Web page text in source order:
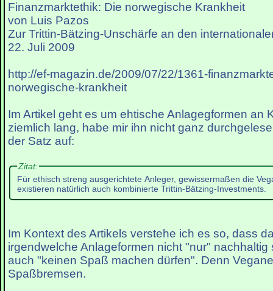
Finanzmarktethik: Die norwegische Krankheit
von Luis Pazos
Zur Trittin-Bätzing-Unschärfe an den
22. Juli 2009
http://ef-magazin.de/2009/07/22/1361-
norwegische-krankheit
Im Artikel geht es um ehtische Anlagegformen an
ziemlich lang, habe mir ihn nicht ganz
der Satz auf:
Zitat:
Für ethisch streng ausgerichtete Anleger, gewissermaßen die
existieren natürlich auch kombinierte Trittin-Bätzing-Investments.
Im Kontext des Artikels verstehe ich es so, dass
irgendwelche Anlageformen nicht "nur"
auch "keinen Spaß machen dürfen". Denn
Spaßbremsen.